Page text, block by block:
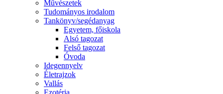
Művészetek
Tudományos irodalom
Tankönyv/segédanyag
Egyetem, főiskola
Alsó tagozat
Felső tagozat
Óvoda
Idegennyelv
Életrajzok
Vallás
Ezotéria